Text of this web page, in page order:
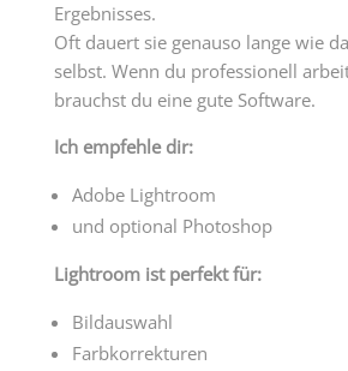
Ergebnisses.
Oft dauert sie genauso lange wie
selbst. Wenn du professionell
brauchst du eine gute Software.
Ich empfehle dir:
Adobe Lightroom
und optional Photoshop
Lightroom ist perfekt für:
Bildauswahl
Farbkorrekturen